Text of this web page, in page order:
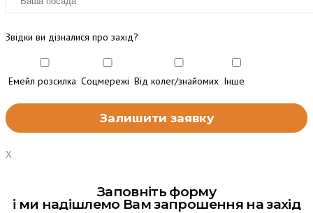
Звідки ви дізналися про захід?
Емейл розсилка Соцмережі Від колег/знайомих Інше
X
Заповніть форму
і ми надішлемо Вам запрошення на захід